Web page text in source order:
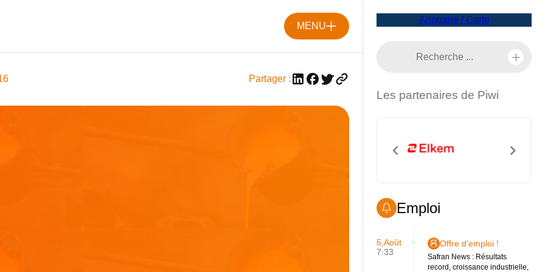
MENU
Partager :
Annuaire / Carte
Les partenaires de Piwi
Emploi
5,Août
7:33
Offre d'emploi !
Safran News : Résultats
record, croissance industrielle,